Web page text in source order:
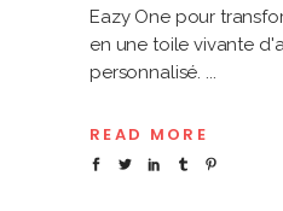
Eazy One pour
en une toile vivante
personnalisé.
READ MORE